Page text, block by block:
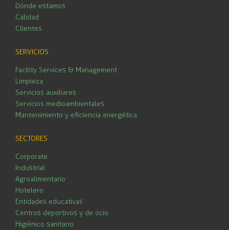
Dónde estamos
Calidad
Clientes
SERVICIOS
Facility Services & Management
Limpieza
Servicios auxiliares
Servicios medioambientales
Mantenimiento y eficiencia energética
SECTORES
Corporate
Industrial
Agroalimentario
Hotelero
Entidades educativas
Centros deportivos y de ocio
Higiénico sanitario